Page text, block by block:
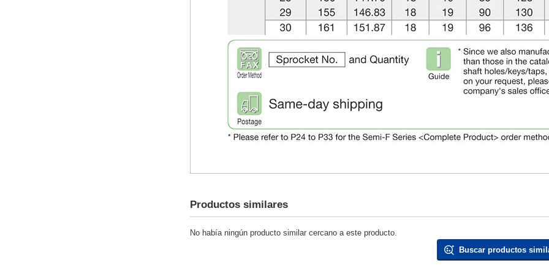
Productos similares
No había ningún producto similar cercano a este producto.
Buscar productos